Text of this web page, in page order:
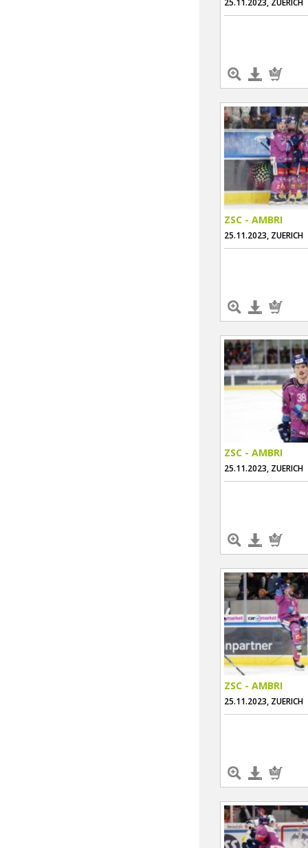
ZSC - AMBRI
25.11.2023, ZUERICH
ZSC - AMBRI
25.11.2023, ZUERICH
ZSC - AMBRI
25.11.2023, ZUERICH